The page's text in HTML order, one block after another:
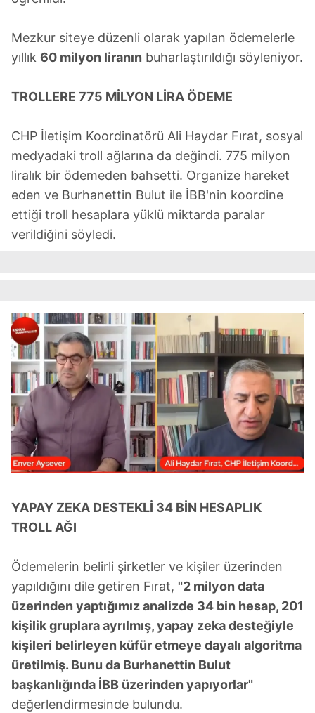
Mezkur siteye düzenli olarak yapılan ödemelerle
yıllık 60 milyon liranın buharlaştırıldığı söyleniyor.
TROLLERE 775 MİLYON LİRA ÖDEME
CHP İletişim Koordinatörü Ali Haydar Fırat, sosyal
medyadaki troll ağlarına da değindi. 775 milyon
liralık bir ödemeden bahsetti. Organize hareket
eden ve Burhanettin Bulut ile İBB'nin koordine
ettiği troll hesaplara yüklü miktarda paralar
verildiğini söyledi.
YAPAY ZEKA DESTEKLİ 34 BİN HESAPLIK
TROLL AĞI
Ödemelerin belirli şirketler ve kişiler üzerinden
yapıldığını dile getiren Fırat, "2 milyon data
üzerinden yaptığımız analizde 34 bin hesap, 201
kişilik gruplara ayrılmış, yapay zeka desteğiyle
kişileri belirleyen küfür etmeye dayalı algoritma
üretilmiş. Bunu da Burhanettin Bulut
başkanlığında İBB üzerinden yapıyorlar"
değerlendirmesinde bulundu.